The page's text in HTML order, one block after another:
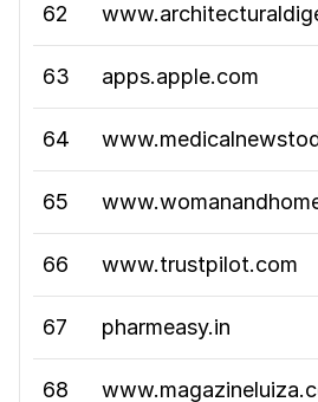
62
63 apps.apple.com
64
65
66 www.trustpilot.com
67 pharmeasy.in
68